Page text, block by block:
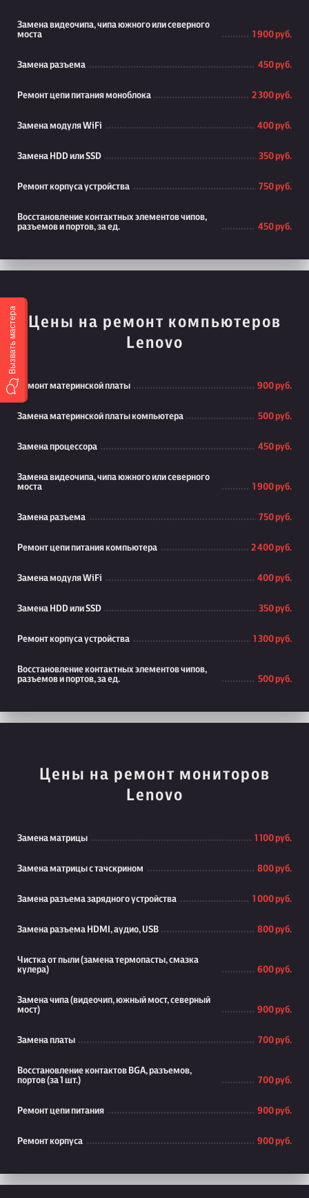
Замена видеочипа, чипа южного или северного
моста
1 900 руб.
Замена разъема 450 руб.
Ремонт цепи питания моноблока 2 300 руб.
Замена модуля WiFi 400 руб.
Замена HDD или SSD 350 руб.
Ремонт корпуса устройства 750 руб.
Восстановление контактных элементов чипов,
разъемов и портов, за ед.
450 руб.
Цены на ремонт компьютеров
Lenovo
Ремонт материнской платы 900 руб.
Замена материнской платы компьютера 500 руб.
Замена процессора 450 руб.
Замена видеочипа, чипа южного или северного
моста
1 900 руб.
Замена разъема 750 руб.
Ремонт цепи питания компьютера 2 400 руб.
Замена модуля WiFi 400 руб.
Замена HDD или SSD 350 руб.
Ремонт корпуса устройства 1 300 руб.
Восстановление контактных элементов чипов,
разъемов и портов, за ед.
500 руб.
Цены на ремонт мониторов
Lenovo
Замена матрицы 1 100 руб.
Замена матрицы с тачскрином 800 руб.
Замена разъема зарядного устройства 1 000 руб.
Замена разъема HDMI, аудио, USB 800 руб.
Чистка от пыли (замена термопасты, смазка
кулера)
600 руб.
Замена чипа (видеочип, южный мост, северный
мост)
900 руб.
Замена платы 700 руб.
Восстановление контактов BGA, разъемов,
портов (за 1 шт.)
700 руб.
Ремонт цепи питания 900 руб.
Ремонт корпуса 900 руб.
Вызвать мастера